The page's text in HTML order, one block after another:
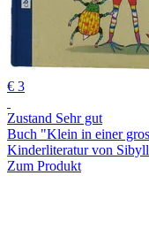
€ 3
Zustand Sehr gut
Buch "Klein in einer
Kinderliteratur von
Zum Produkt